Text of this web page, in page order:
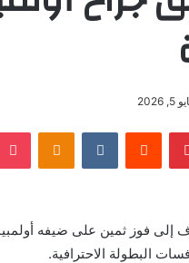
2026
بينتيريست
إلى فوز ثمين على ضيفه
البطولة الاحترافية.